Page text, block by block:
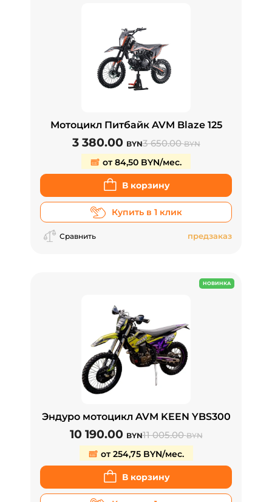
Мотоцикл Питбайк AVM Blaze 125
3 380.00 BYN3 650.00BYN
от 84,50 BYN/мес.
В корзину
Купить в 1 клик
Сравнить предзаказ
НОВИНКА
Эндуро мотоцикл AVM KEEN YBS300
10 190.00 BYN11 005.00BYN
от 254,75 BYN/мес.
В корзину